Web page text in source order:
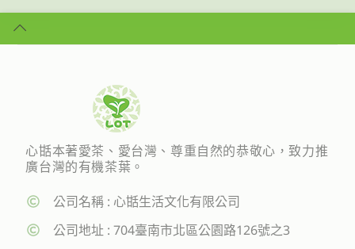
心甛本著愛茶、愛台灣、尊重自然的恭敬心，致力推
廣台灣的有機茶葉。
公司名稱 : 心甛生活文化有限公司
公司地址 : 704臺南市北區公園路126號之3